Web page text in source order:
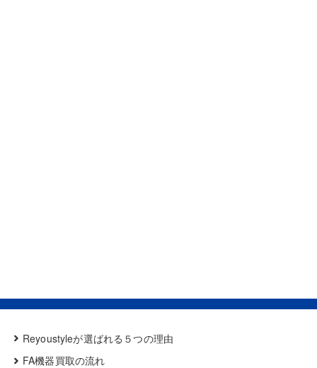
Reyoustyleが選ばれる５つの理由
FA機器買取の流れ